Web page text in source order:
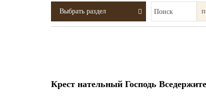
Выбрать раздел Поиск
Крест нательный Господь